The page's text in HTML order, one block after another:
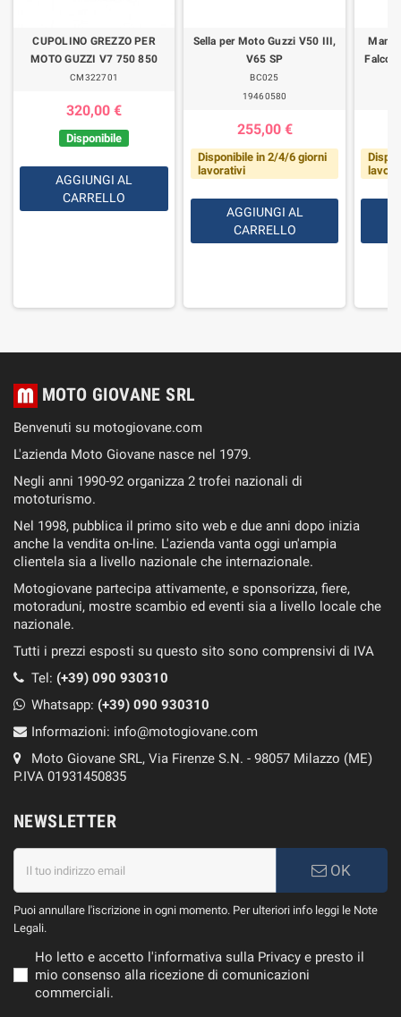
CUPOLINO GREZZO PER
MOTO GUZZI V7 750 850
CM322701
320,00 €
Disponibile
AGGIUNGI AL
CARRELLO
Sella per Moto Guzzi V50 III,
V65 SP
BC025
19460580
255,00 €
Disponibile in 2/4/6 giorni
lavorativi
AGGIUNGI AL
CARRELLO
MOTO GIOVANE SRL
Benvenuti su motogiovane.com
L'azienda Moto Giovane nasce nel 1979.
Negli anni 1990-92 organizza 2 trofei nazionali di
mototurismo.
Nel 1998, pubblica il primo sito web e due anni dopo inizia
anche la vendita on-line. L'azienda vanta oggi un'ampia
clientela sia a livello nazionale che internazionale.
Motogiovane partecipa attivamente, e sponsorizza, fiere,
motoraduni, mostre scambio ed eventi sia a livello locale che
nazionale.
Tutti i prezzi esposti su questo sito sono comprensivi di IVA
Tel: (+39) 090 930310
Whatsapp: (+39) 090 930310
Informazioni: info@motogiovane.com
Moto Giovane SRL, Via Firenze S.N. - 98057 Milazzo (ME)
P.IVA 01931450835
NEWSLETTER
OK
Puoi annullare l'iscrizione in ogni momento. Per ulteriori info leggi le Note
Legali.
Ho letto e accetto l'informativa sulla Privacy e presto il
mio consenso alla ricezione di comunicazioni
commerciali.